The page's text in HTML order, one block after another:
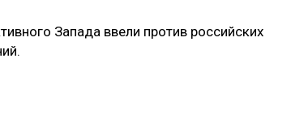
Запада ввели против российских